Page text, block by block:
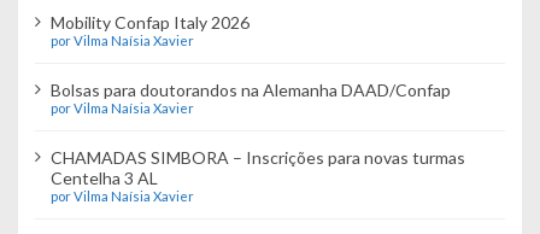
Mobility Confap Italy 2026
por Vilma Naísia Xavier
Bolsas para doutorandos na Alemanha DAAD/Confap
por Vilma Naísia Xavier
CHAMADAS SIMBORA – Inscrições para novas turmas
Centelha 3 AL
por Vilma Naísia Xavier